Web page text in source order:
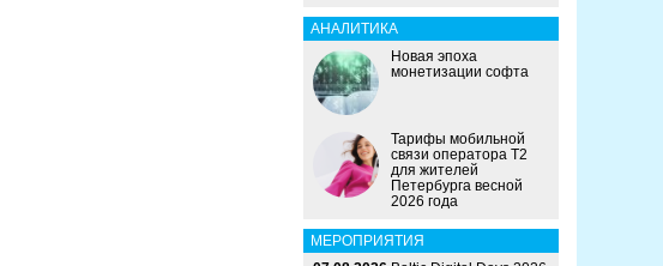
АНАЛИТИКА
Новая эпоха
монетизации софта
Тарифы мобильной
связи оператора Т2
для жителей
Петербурга весной
2026 года
МЕРОПРИЯТИЯ